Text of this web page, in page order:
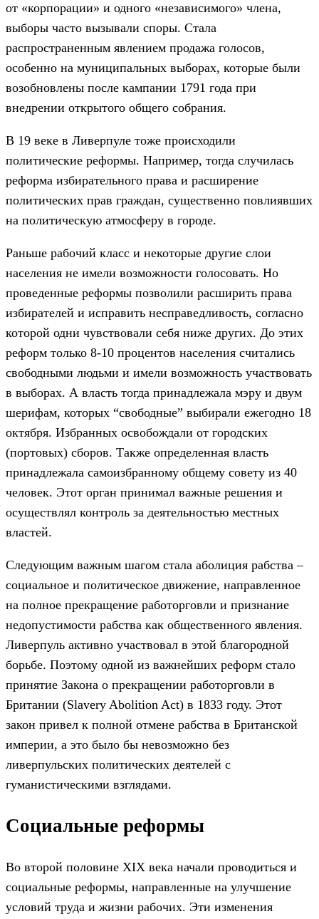
от «корпорации» и одного «независимого» члена,
выборы часто вызывали споры. Стала
распространенным явлением продажа голосов,
особенно на муниципальных выборах, которые были
возобновлены после кампании 1791 года при
внедрении открытого общего собрания.
В 19 веке в Ливерпуле тоже происходили
политические реформы. Например, тогда случилась
реформа избирательного права и расширение
политических прав граждан, существенно повлиявших
на политическую атмосферу в городе.
Раньше рабочий класс и некоторые другие слои
населения не имели возможности голосовать. Но
проведенные реформы позволили расширить права
избирателей и исправить несправедливость, согласно
которой одни чувствовали себя ниже других. До этих
реформ только 8-10 процентов населения считались
свободными людьми и имели возможность участвовать
в выборах. А власть тогда принадлежала мэру и двум
шерифам, которых “свободные” выбирали ежегодно 18
октября. Избранных освобождали от городских
(портовых) сборов. Также определенная власть
принадлежала самоизбранному общему совету из 40
человек. Этот орган принимал важные решения и
осуществлял контроль за деятельностью местных
властей.
Следующим важным шагом стала аболиция рабства –
социальное и политическое движение, направленное
на полное прекращение работорговли и признание
недопустимости рабства как общественного явления.
Ливерпуль активно участвовал в этой благородной
борьбе. Поэтому одной из важнейших реформ стало
принятие Закона о прекращении работорговли в
Британии (Slavery Abolition Act) в 1833 году. Этот
закон привел к полной отмене рабства в Британской
империи, а это было бы невозможно без
ливерпульских политических деятелей с
гуманистическими взглядами.
Социальные реформы
Во второй половине XIX века начали проводиться и
социальные реформы, направленные на улучшение
условий труда и жизни рабочих. Эти изменения